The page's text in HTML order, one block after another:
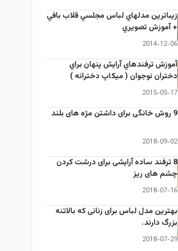
زيباترين مدلهاي لباس مجلسي قلاب بافي
+ آموزش تصويري
2014-12-06
آموزش ترفندهاي آرایش پنهان براي
دختران نوجوان ( میکاپ دخترانه )
2015-05-17
9 روش خانگی برای داشتن مژه های بلند
2018-09-02
8 ترفند ساده آرایشی برای درشت کردن
چشم های ریز
2018-07-16
بهترین مدل لباس برای زنانی که بالاتنه
بزرگ دارند.
2018-07-29